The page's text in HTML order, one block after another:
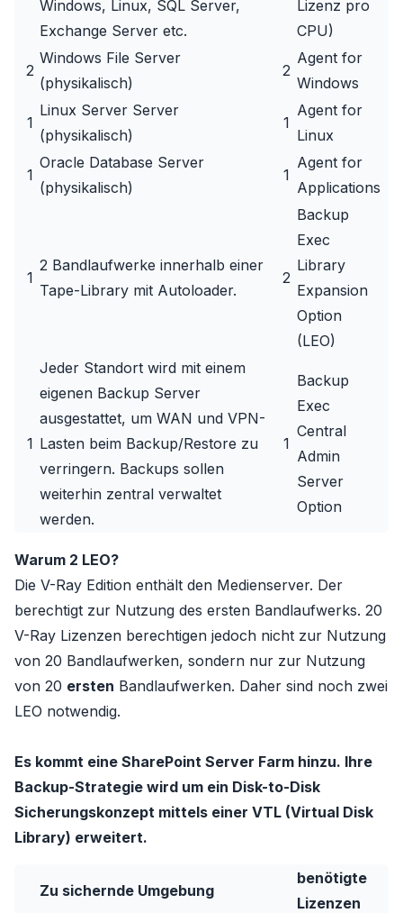
Windows, Linux, SQL Server,
Exchange Server etc.
Lizenz pro
CPU)
2
Windows File Server
(physikalisch)
2
Agent for
Windows
1
Linux Server Server
(physikalisch)
1
Agent for
Linux
1
Oracle Database Server
(physikalisch)
1
Agent for
Applications
1
2 Bandlaufwerke innerhalb einer
Tape-Library mit Autoloader.
2
Backup
Exec
Library
Expansion
Option
(LEO)
1
Jeder Standort wird mit einem
eigenen Backup Server
ausgestattet, um WAN und VPN-
Lasten beim Backup/Restore zu
verringern. Backups sollen
weiterhin zentral verwaltet
werden.
1
Backup
Exec
Central
Admin
Server
Option
Warum 2 LEO?
Die V-Ray Edition enthält den Medienserver. Der
berechtigt zur Nutzung des ersten Bandlaufwerks. 20
V-Ray Lizenzen berechtigen jedoch nicht zur Nutzung
von 20 Bandlaufwerken, sondern nur zur Nutzung
von 20 ersten Bandlaufwerken. Daher sind noch zwei
LEO notwendig.
Es kommt eine SharePoint Server Farm hinzu. Ihre
Backup-Strategie wird um ein Disk-to-Disk
Sicherungskonzept mittels einer VTL (Virtual Disk
Library) erweitert.
Zu sichernde Umgebung
benötigte
Lizenzen